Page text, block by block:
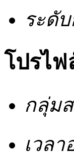
ระดั
โปรไ
กลุ่ม
เวล